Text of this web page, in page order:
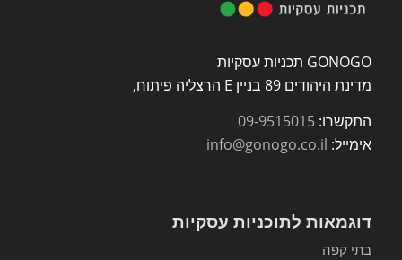
GONOGO תכניות עסקיות
מדינת היהודים 89 בניין E הרצליה פיתוח,
התקשרו: 09-9515015
אימייל: info@gonogo.co.il
דוגמאות לתוכניות עסקיות
בתי קפה